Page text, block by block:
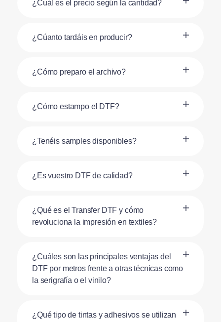
¿Cuál es el precio según la cantidad?
¿Cúanto tardáis en producir?
¿Cómo preparo el archivo?
¿Cómo estampo el DTF?
¿Tenéis samples disponibles?
¿Es vuestro DTF de calidad?
¿Qué es el Transfer DTF y cómo
revoluciona la impresión en textiles?
¿Cuáles son las principales ventajas del
DTF por metros frente a otras técnicas como
la serigrafía o el vinilo?
¿Qué tipo de tintas y adhesivos se utilizan